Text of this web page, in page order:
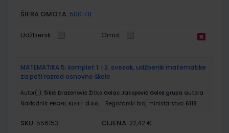
ŠIFRA OMOTA: 500178
Udžbenik Omot
MATEMATIKA 5; komplet 1. i 2. svezak, udžbenik matematike
za peti razred osnovne škole
Autor(i): Šikić Draženović Žitko Golac Jakopović Goleš grupa autora
Nakladnik: PROFIL KLETT d.o.o. Registarski broj ministarstva: 6118
SKU: 556153 CIJENA: 22,42 €